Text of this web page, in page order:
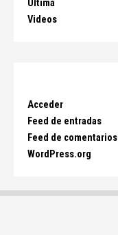
Ultima
Videos
Acceder
Feed de entradas
Feed de comentarios
WordPress.org